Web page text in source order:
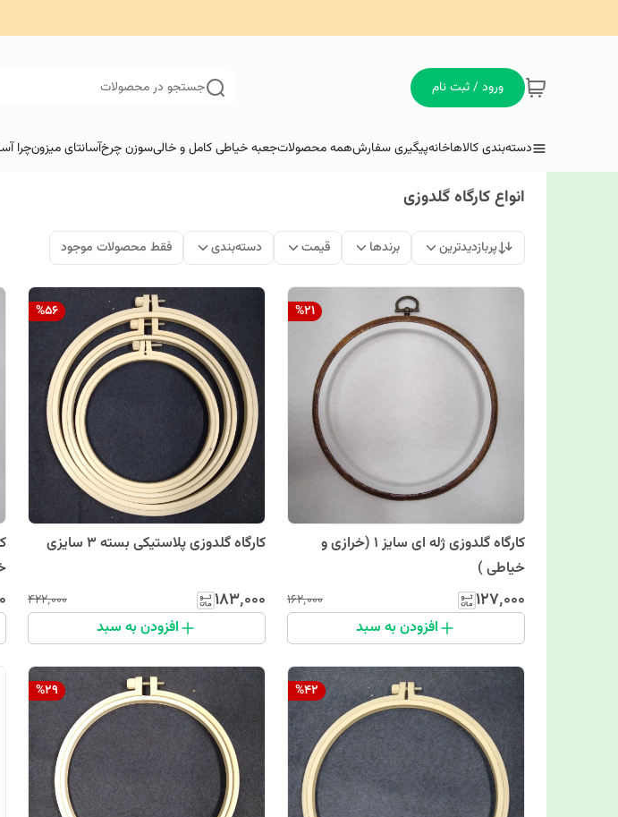
ورود / ثبت نام جستجو در محصولات
دسته‌بندی کالاهاخانهپیگیری سفارشهمه محصولاتجعبه خیاطی کامل و خالیسوزن چرخآسانتای میزونچرا
انواع کارگاه گلدوزی
پربازدیدترین برندها قیمت دسته‌بندی فقط محصولات موجود
%21
کارگاه گلدوزی ژله ای سایز 1 (خرازی و
خیاطی )
۱۲۷٬۰۰۰ ۱۶۲٬۰۰۰
افزودن به سبد
%56
کارگاه گلدوزی پلاستیکی بسته 3 سایزی
۱۸۳٬۰۰۰ ۴۲۲٬۰۰۰
افزودن به سبد
%42
%29